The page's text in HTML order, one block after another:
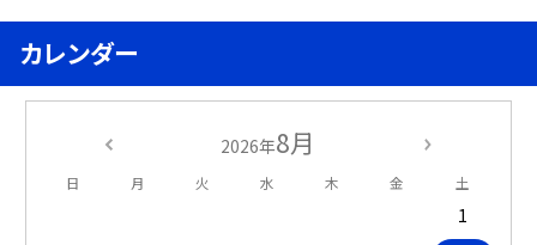
カレンダー
2026年8月
日 月 火 水 木 金 土
1